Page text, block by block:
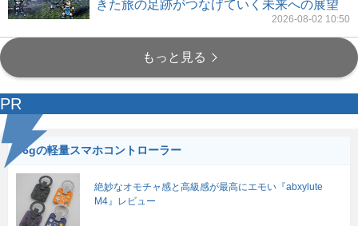
きた旅の足跡がつなげていく未来への展望
2026-08-02 10:50
もっと見る
PR
56gの軽量スマホコントローラー
絶妙なオモチャ感と高級感が最高にエモい『abxylute
M4』レビュー